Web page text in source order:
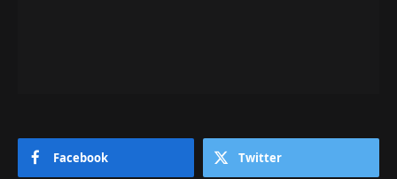
Facebook Twitter